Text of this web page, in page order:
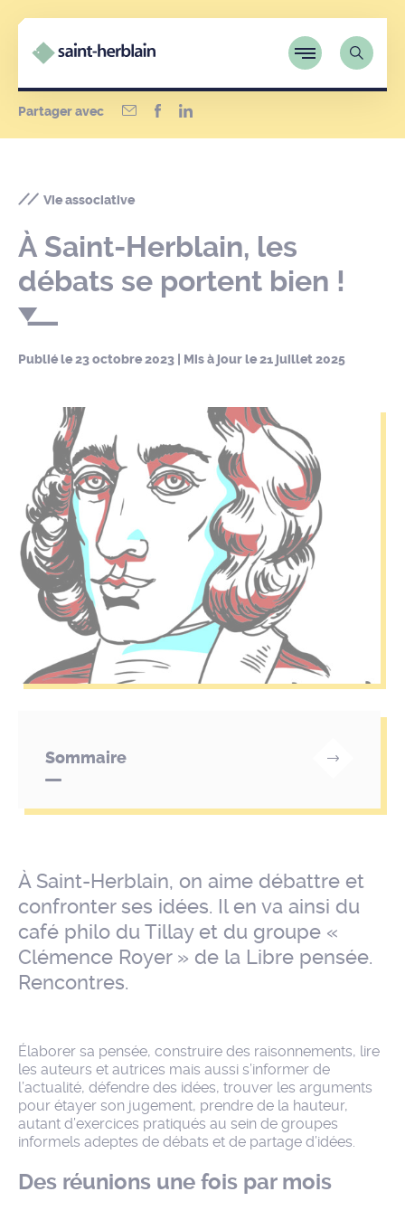
Partager avec
Vie associative
À Saint-Herblain, les
débats se portent bien !
Publié le23 octobre 2023 | Mis à jour le21 juillet 2025
Sommaire
À Saint-Herblain, on aime débattre et
confronter ses idées. Il en va ainsi du
café philo du Tillay et du groupe «
Clémence Royer » de la Libre pensée.
Rencontres.
Élaborer sa pensée, construire des raisonnements, lire
les auteurs et autrices mais aussi s’informer de
l’actualité, défendre des idées, trouver les arguments
pour étayer son jugement, prendre de la hauteur,
autant d’exercices pratiqués au sein de groupes
informels adeptes de débats et de partage d’idées.
Des réunions une fois par mois